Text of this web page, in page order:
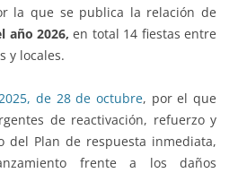
la que se publica la relación de
año 2026, en total 14 fiestas entre
y locales.
de 28 de octubre, por el que
de reactivación, refuerzo y
del Plan de respuesta inmediata,
frente a los daños